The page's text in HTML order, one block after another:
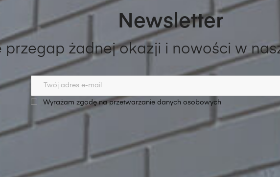
Newsletter
przegap żadnej okazji i nowości w
Wyrażam zgodę na przetwarzanie danych osobowych